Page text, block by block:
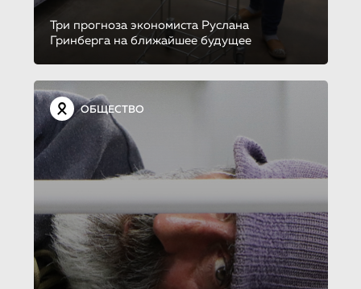
Три прогноза экономиста Руслана
Гринберга на ближайшее будущее
ОБЩЕСТВО